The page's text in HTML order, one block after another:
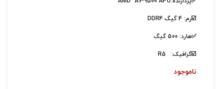
☑️رم: 4 گیگ DDR4
✅هارد: 500 گیگ
☑️گرافیک: R5
ناموجود